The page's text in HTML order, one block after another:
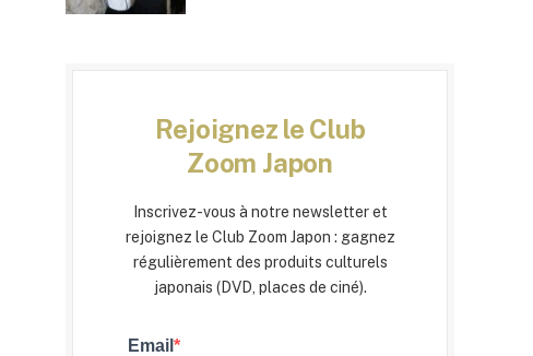
Rejoignez le Club
Zoom Japon
Inscrivez-vous à notre newsletter et
rejoignez le Club Zoom Japon : gagnez
régulièrement des produits culturels
japonais (DVD, places de ciné).
Email